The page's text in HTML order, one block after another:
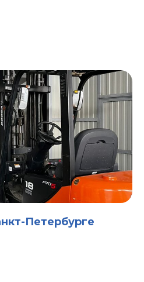
Петербурге